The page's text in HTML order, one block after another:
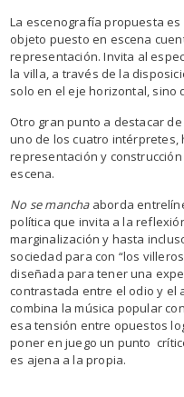
La escenografía propuesta
objeto puesto en escena
representación. Invita al
la villa, a través de la
solo en el eje horizontal, sino
Otro gran punto a destacar
uno de los cuatro intérpretes,
representación y
escena.
No se mancha aborda
política que invita a la
marginalización y hasta
sociedad para con “los
diseñada para tener una
contrastada entre el odio y el
combina la música popular
esa tensión entre opuestos
poner en juego un punto
es ajena a la propia.